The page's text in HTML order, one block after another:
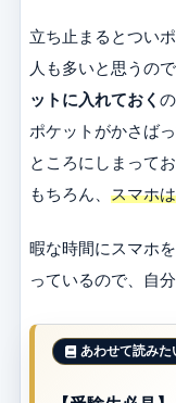
立ち止まるとつい
人も多いと思うので
ットに入れておく
ポケットがかさば
ところにしまって
もちろん、 スマホ
暇な時間にスマホ
っているので、自